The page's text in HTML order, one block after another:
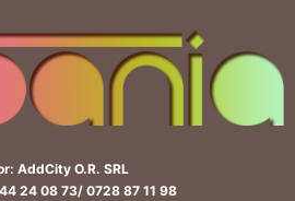
AddCity O.R. SRL
24 08 73/ 0728 87 11 98